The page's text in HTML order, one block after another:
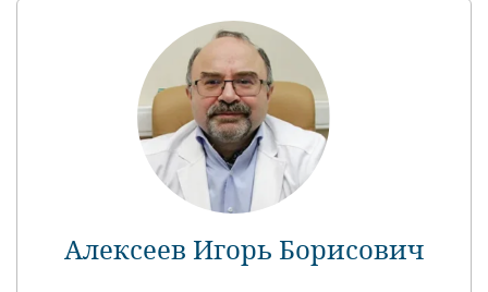
Алексеев Игорь Борисович